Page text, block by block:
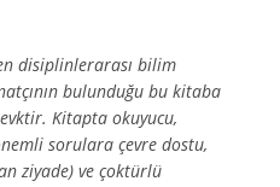
disiplinlerarası bilim
bulunduğu bu kitaba
Kitapta okuyucu,
sorulara çevre dostu,
ziyade) ve çoktürlü